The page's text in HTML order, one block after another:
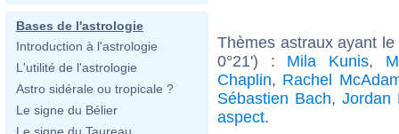
Bases de l'astrologie
Introduction à l'astrologie
L'utilité de l'astrologie
Astro sidérale ou tropicale ?
Le signe du Bélier
Thèmes astraux ayant
0°21') : Mila Kunis,
Chaplin, Rachel
Sébastien Bach, Jordan
aspect.